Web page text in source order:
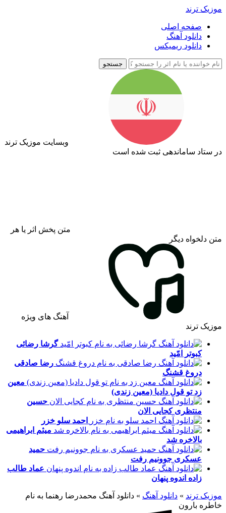
موزیک ترند
صفحه اصلی
دانلود آهنگ
دانلود ریمیکس
جستجو
وبسایت موزیک ترند
در ستاد ساماندهی ثبت شده است
متن پخش اثر یا هر
متن دلخواه دیگر
آهنگ های ویژه
موزیک ترند
گرشا رضائی
کبوتر امّید
رضا صادقی
دروغ قشنگ
معین
زدتو قول دادیا (معین زندی)
حسین
منتظریکجایی الان
احمد سلو خزر
میثم ابراهیمی
بالاخره شد
حمید
عسکری جوونیم رفت
عماد طالب
زاده اندوه پنهان
موزیک ترند » دانلود آهنگ » دانلود آهنگ محمدرضا رهنما به نام
خاطره بارون